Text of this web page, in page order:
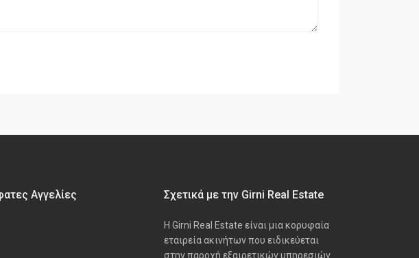
Αγγελίες Σχετικά με την Girni Real Estate
Η Girni Real Estate είναι μια κορυφαία
εταιρεία ακινήτων που ειδικεύεται
στην παροχή εξαιρετικών υπηρεσιών